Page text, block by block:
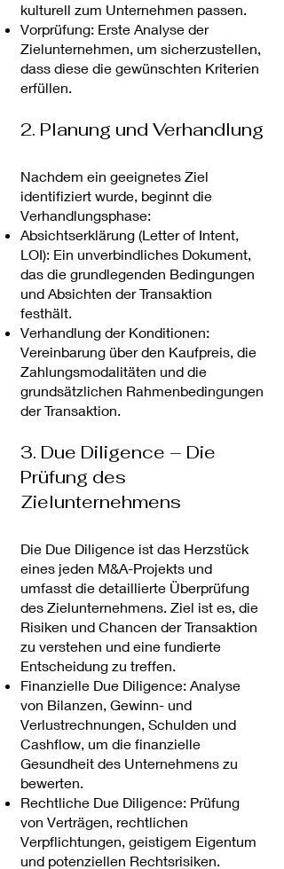
kulturell zum Unternehmen passen.
Vorprüfung: Erste Analyse der
Zielunternehmen, um sicherzustellen,
dass diese die gewünschten Kriterien
erfüllen.
2. Planung und Verhandlung
Nachdem ein geeignetes Ziel
identifiziert wurde, beginnt die
Verhandlungsphase:
Absichtserklärung (Letter of Intent,
LOI): Ein unverbindliches Dokument,
das die grundlegenden Bedingungen
und Absichten der Transaktion
festhält.
Verhandlung der Konditionen:
Vereinbarung über den Kaufpreis, die
Zahlungsmodalitäten und die
grundsätzlichen Rahmenbedingungen
der Transaktion.
3. Due Diligence – Die
Prüfung des
Zielunternehmens
Die Due Diligence ist das Herzstück
eines jeden M&A-Projekts und
umfasst die detaillierte Überprüfung
des Zielunternehmens. Ziel ist es, die
Risiken und Chancen der Transaktion
zu verstehen und eine fundierte
Entscheidung zu treffen.
Finanzielle Due Diligence: Analyse
von Bilanzen, Gewinn- und
Verlustrechnungen, Schulden und
Cashflow, um die finanzielle
Gesundheit des Unternehmens zu
bewerten.
Rechtliche Due Diligence: Prüfung
von Verträgen, rechtlichen
Verpflichtungen, geistigem Eigentum
und potenziellen Rechtsrisiken.